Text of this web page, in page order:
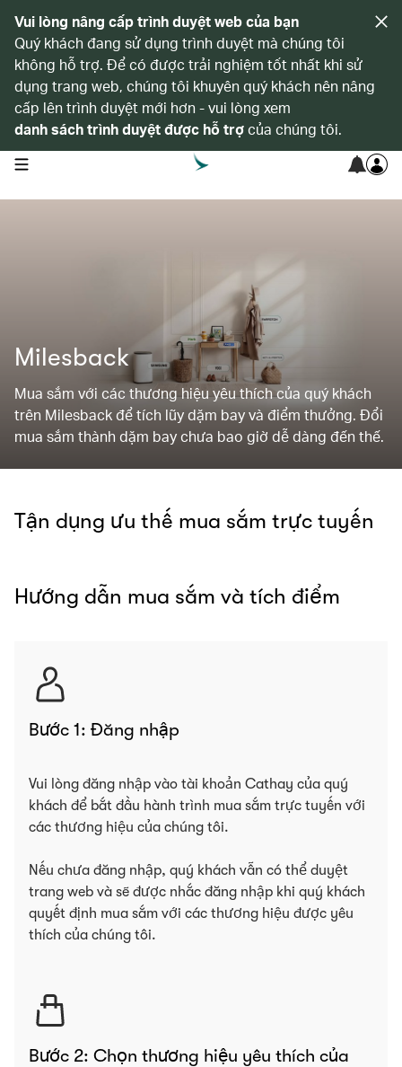
Vui lòng nâng cấp trình duyệt web của bạn
Quý khách đang sử dụng trình duyệt mà chúng tôi
không hỗ trợ. Để có được trải nghiệm tốt nhất khi sử
dụng trang web, chúng tôi khuyên quý khách nên nâng
cấp lên trình duyệt mới hơn - vui lòng xem
danh sách trình duyệt được hỗ trợcủa chúng tôi.
open navigation menu
Milesback
Mua sắm với các thương hiệu yêu thích của quý khách
trên Milesback để tích lũy dặm bay và điểm thưởng. Đổi
mua sắm thành dặm bay chưa bao giờ dễ dàng đến thế.
Tận dụng ưu thế mua sắm trực tuyến
Hướng dẫn mua sắm và tích điểm
Bước 1: Đăng nhập
Vui lòng đăng nhập vào tài khoản Cathay của quý
khách để bắt đầu hành trình mua sắm trực tuyến với
các thương hiệu của chúng tôi.
Nếu chưa đăng nhập, quý khách vẫn có thể duyệt
trang web và sẽ được nhắc đăng nhập khi quý khách
quyết định mua sắm với các thương hiệu được yêu
thích của chúng tôi.
Bước 2: Chọn thương hiệu yêu thích của